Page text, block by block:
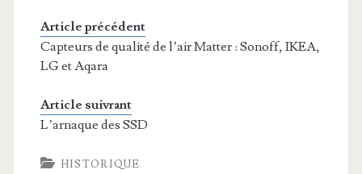
Article précédent
Capteurs de qualité de l’air Matter : Sonoff, IKEA,
LG et Aqara
Article suivrant
L’arnaque des SSD
HISTORIQUE